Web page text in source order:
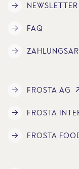
NEWSLETTER
FAQ
FROSTA AG
FROSTA
FROSTA